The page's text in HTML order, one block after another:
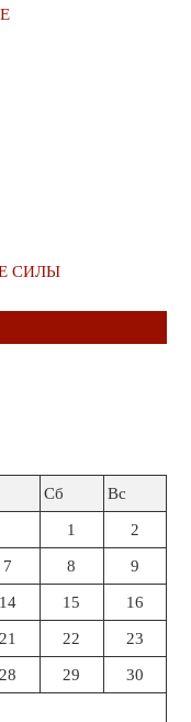
СИЛЫ
Сб Вс
1 2
7 8 9
14 15 16
21 22 23
28 29 30